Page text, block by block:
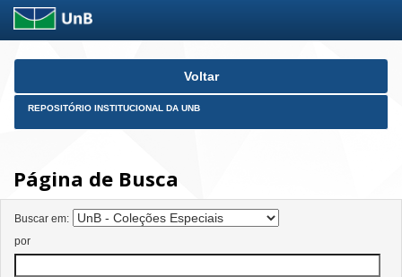
Skip
Voltar
REPOSITÓRIO INSTITUCIONAL DA UNB
Página de Busca
Buscar em:
por